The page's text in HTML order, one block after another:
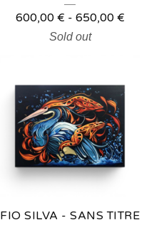
600,00 € - 650,00 €
Sold out
FIO SILVA - SANS TITRE